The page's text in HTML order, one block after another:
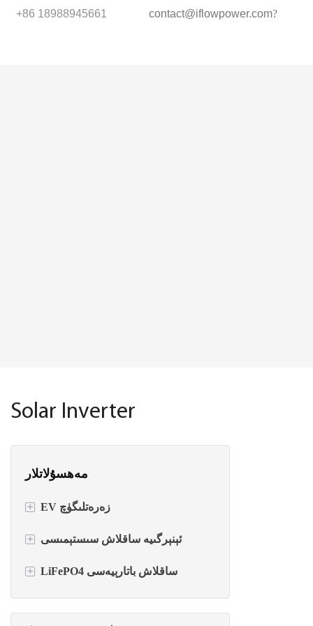
+86 18988945661 contact@iflowpower.com?
Solar Inverter
مەھسۇلاتلار
+ EV زەرەتلىگۈچ
AC EV توك قاچىلىغۇچ
DC EV توك قاچىلىغۇچ
+ ئېنېرگىيە ساقلاش سىستېمىسى
Inverter + Battery All-in-one
+ LiFePO4 ساقلاش باتارېيەسى